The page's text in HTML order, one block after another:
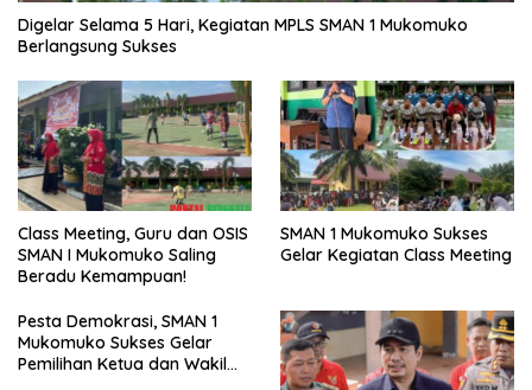
Digelar Selama 5 Hari, Kegiatan MPLS SMAN 1 Mukomuko
Berlangsung Sukses
Class Meeting, Guru dan OSIS
SMAN I Mukomuko Saling
Beradu Kemampuan!
SMAN 1 Mukomuko Sukses
Gelar Kegiatan Class Meeting
Pesta Demokrasi, SMAN 1
Mukomuko Sukses Gelar
Pemilihan Ketua dan Wakil